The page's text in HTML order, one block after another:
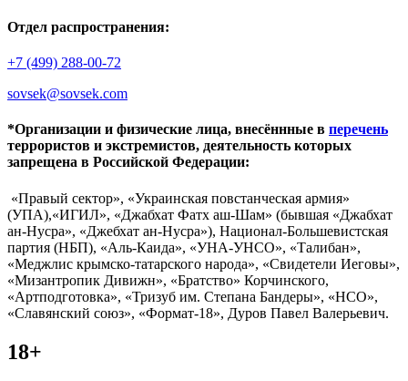
Отдел распространения:
+7 (499) 288-00-72
sovsek@sovsek.com
*Организации и физические лица, внесённные в перечень
террористов и экстремистов, деятельность которых
запрещена в Российской Федерации:
«Правый сектор», «Украинская повстанческая армия»
(УПА),«ИГИЛ», «Джабхат Фатх аш-Шам» (бывшая «Джабхат
ан-Нусра», «Джебхат ан-Нусра»), Национал-Большевистская
партия (НБП), «Аль-Каида», «УНА-УНСО», «Талибан»,
«Меджлис крымско-татарского народа», «Свидетели Иеговы»,
«Мизантропик Дивижн», «Братство» Корчинского,
«Артподготовка», «Тризуб им. Степана Бандеры», «НСО»,
«Славянский союз», «Формат-18», Дуров Павел Валерьевич.
18+